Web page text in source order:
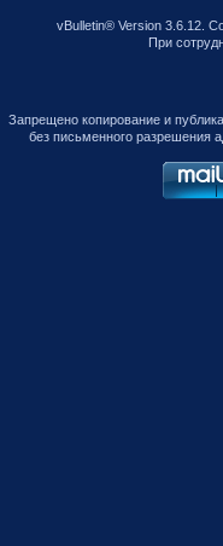
vBulletin® Version 3.6.12.
При
Запрещено копирование и
без письменного разрешения